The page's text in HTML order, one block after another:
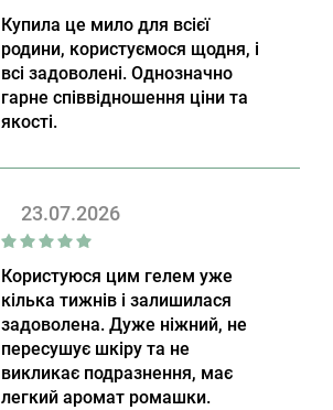
Купила це мило для всієї
родини, користуємося щодня, і
всі задоволені. Однозначно
гарне співвідношення ціни та
якості.
23.07.2026
Користуюся цим гелем уже
кілька тижнів і залишилася
задоволена. Дуже ніжний, не
пересушує шкіру та не
викликає подразнення, має
легкий аромат ромашки.